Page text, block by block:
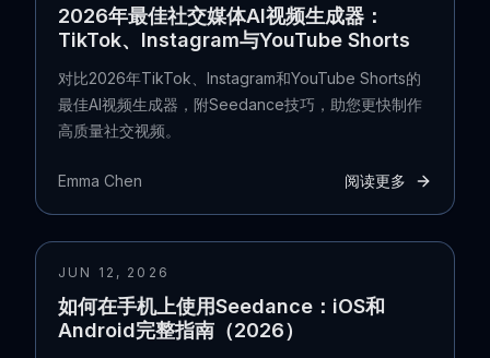
2026年最佳社交媒体AI视频生成器：
TikTok、Instagram与YouTube Shorts
对比2026年TikTok、Instagram和YouTube Shorts的
最佳AI视频生成器，附Seedance技巧，助您更快制作
高质量社交视频。
Emma Chen 阅读更多
JUN 12, 2026
如何在手机上使用Seedance：iOS和
Android完整指南（2026）